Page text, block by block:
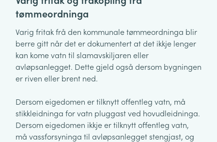
tømmeordninga
Varig fritak frå den kommunale tømmeordninga blir
berre gitt når det er dokumentert at det ikkje lenger
kan kome vatn til slamavskiljaren eller
avløpsanlegget. Dette gjeld også dersom bygningen
er riven eller brent ned.
Dersom eigedomen er tilknytt offentleg vatn, må
stikkleidninga for vatn pluggast ved hovudleidninga.
Dersom eigedomen ikkje er tilknytt offentleg vatn,
må vassforsyninga til avløpsanlegget stengjast, og